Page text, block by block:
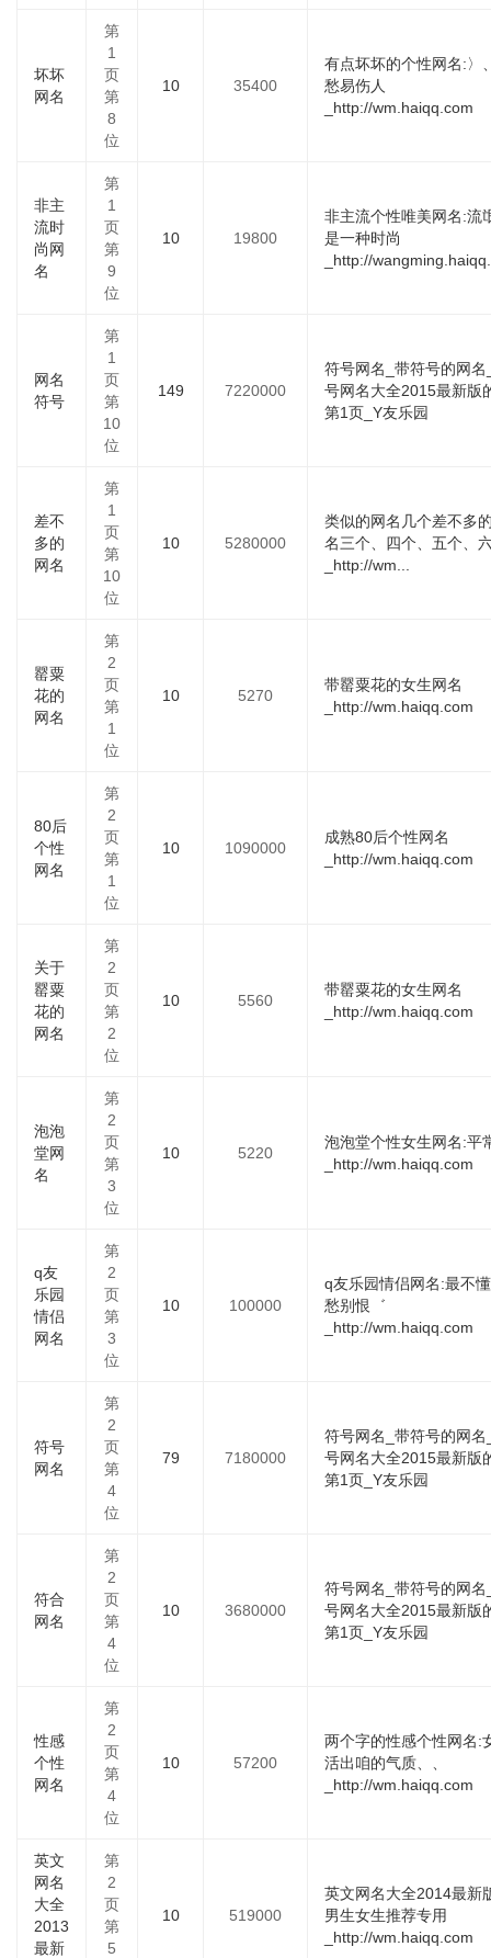
坏坏
网名
第
1
页
第
8
位
10 35400
有点坏坏的个性网名:〉
愁易伤人
_http://wm.haiqq.com
非主
流时
尚网
名
第
1
页
第
9
位
10 19800
非主流个性唯美网名:流
是一种时尚
_http://
网名
符号
第
1
页
第
10
位
149 7220000
符号网名_带符号的网名
号网名大全2015最新版
第1页_Y友乐园
差不
多的
网名
第
1
页
第
10
位
10 5280000
类似的网名几个差不多
名三个、四个、五个、
_http://wm...
罂粟
花的
网名
第
2
页
第
1
位
10 5270
带罂粟花的女生网名
_http://wm.haiqq.com
80后
个性
网名
第
2
页
第
1
位
10 1090000
成熟80后个性网名
_http://wm.haiqq.com
关于
罂粟
花的
网名
第
2
页
第
2
位
10 5560
带罂粟花的女生网名
_http://wm.haiqq.com
泡泡
堂网
名
第
2
页
第
3
位
10 5220
泡泡堂个性女生网名:平
_http://wm.haiqq.com
q友
乐园
情侣
网名
第
2
页
第
3
位
10 100000
q友乐园情侣网名:最不
愁别恨゛
_http://wm.haiqq.com
符号
网名
第
2
页
第
4
位
79 7180000
符号网名_带符号的网名
号网名大全2015最新版
第1页_Y友乐园
符合
网名
第
2
页
第
4
位
10 3680000
符号网名_带符号的网名
号网名大全2015最新版
第1页_Y友乐园
性感
个性
网名
第
2
页
第
4
位
10 57200
两个字的性感个性网名:
活出咱的气质、、
_http://wm.haiqq.com
英文
网名
大全
2013
最新
第
2
页
第
5
10 519000
英文网名大全2014最新
男生女生推荐专用
_http://wm.haiqq.com